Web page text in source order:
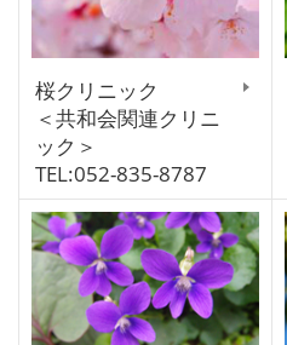
桜クリニック
＜共和会関連クリニ
ック＞
TEL:052-835-8787